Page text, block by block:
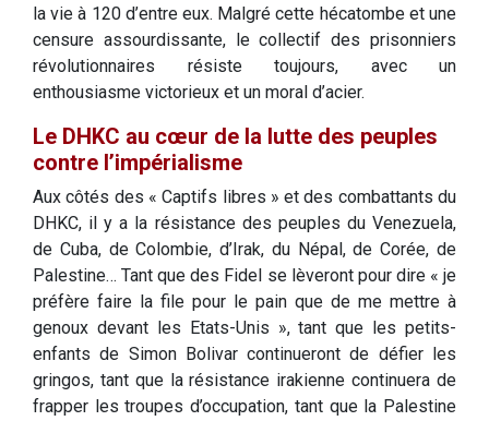
la vie à 120 d’entre eux. Malgré cette hécatombe et une
censure assourdissante, le collectif des prisonniers
révolutionnaires résiste toujours, avec un
enthousiasme victorieux et un moral d’acier.
Le DHKC au cœur de la lutte des peuples
contre l’impérialisme
Aux côtés des « Captifs libres » et des combattants du
DHKC, il y a la résistance des peuples du Venezuela,
de Cuba, de Colombie, d’Irak, du Népal, de Corée, de
Palestine… Tant que des Fidel se lèveront pour dire « je
préfère faire la file pour le pain que de me mettre à
genoux devant les Etats-Unis », tant que les petits-
enfants de Simon Bolivar continueront de défier les
gringos, tant que la résistance irakienne continuera de
frapper les troupes d’occupation, tant que la Palestine